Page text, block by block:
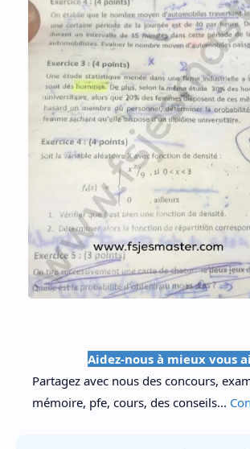
Aidez-nous à mieux vous
Partagez avec nous des concours,
mémoire, pfe, cours, des conseils...